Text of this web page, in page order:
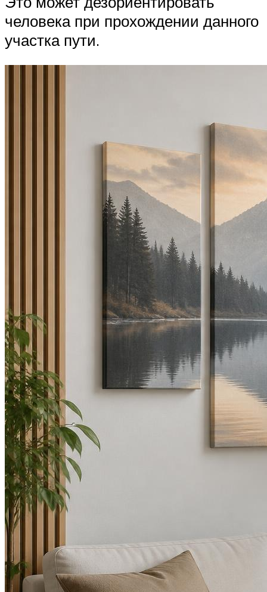
человека при прохождении данного
участка пути.